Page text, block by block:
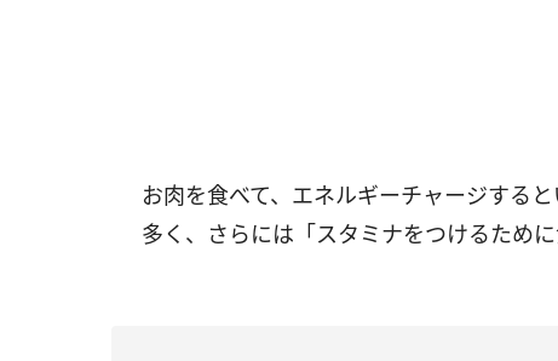
お肉を食べて、エネルギーチャージする
多く、さらには「スタミナをつけるため